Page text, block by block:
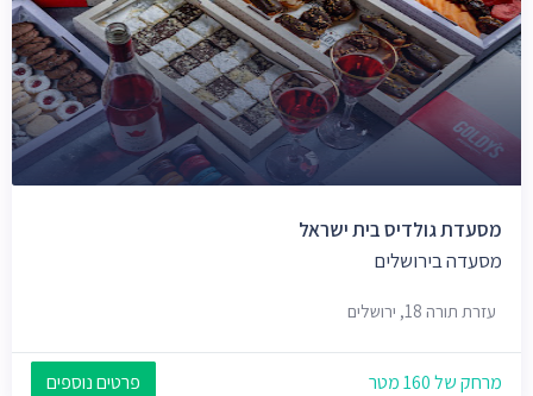
מסעדת גולדיס בית ישראל
מסעדה בירושלים
עזרת תורה 18, ירושלים
מרחק של 160 מטר פרטים נוספים